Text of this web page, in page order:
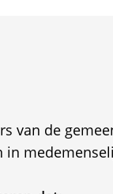
van de
in